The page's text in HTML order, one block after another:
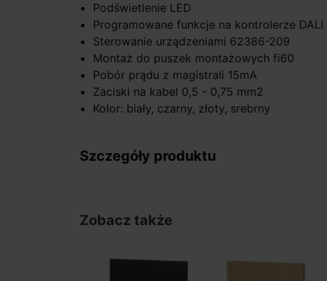
Podświetlenie LED
Programowane funkcje na kontrolerze DALI
Sterowanie urządzeniami 62386-209
Montaż do puszek montażowych fi60
Pobór prądu z magistrali 15mA
Zaciski na kabel 0,5 - 0,75 mm2
Kolor: biały, czarny, złoty, srebrny
Szczegóły produktu
Zobacz także